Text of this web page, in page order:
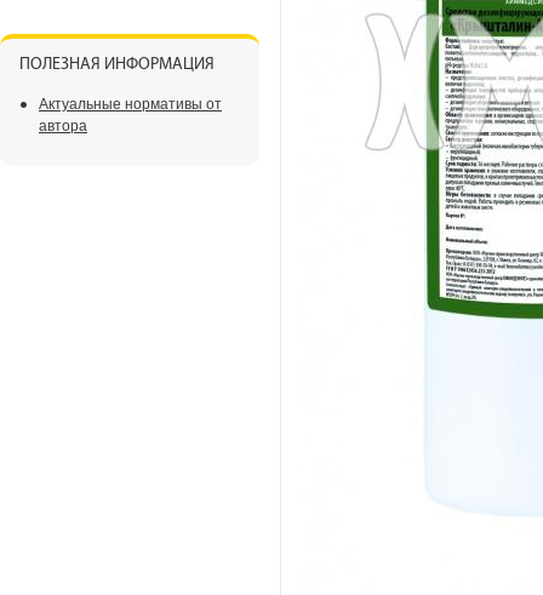
ПОЛЕЗНАЯ ИНФОРМАЦИЯ
Актуальные нормативы от
автора